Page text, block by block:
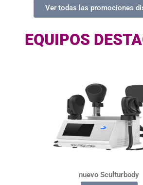
Ver todas las promociones
EQUIPOS
nuevo Sculturbody